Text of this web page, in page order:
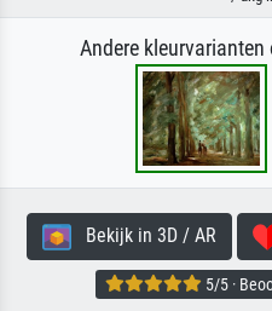
Andere
Bekijk in 3D / AR
5/5 ·